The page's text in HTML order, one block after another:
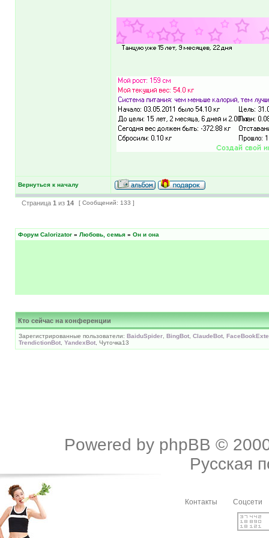
Вернуться к началу
Страница 1 из 14 [ Сообщений: 133 ]
Форум Calorizator » Любовь, семья » Он и она
Кто сейчас на конференции
Зарегистрированные пользователи: BaiduSpider BingBot ClaudeBot
TrendictionBot YandexBot , Чуточка13
Powered by phpBB ©
Русская
Контакты Соцсети